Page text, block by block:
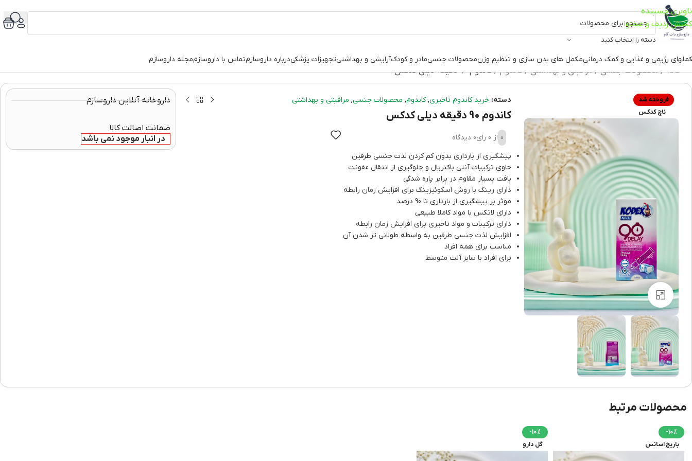
ناوبری چسبنده
کشش ردیف و محتوا
دسته را انتخاب کنید
رژیمی و غذایی و کمک درمانیمکمل های بدن سازی و تنظیم وزنمحصولات جنسیمادر و کودکآرایشی و بهداشتیتجهیزات پزشکیدرباره داروسازمتماس با داروسازممجله داروسازم
خانه محصولات جنسی مراقبتی و بهداشتی کاندوم کاندوم 90 دقیقه دیلی کدکس
فروخته شد
ناچ کدکس
برای بزرگنمایی کلیک کنید
دسته: خرید کاندوم تاخیری, کاندوم, محصولات جنسی, مراقبتی و بهداشتی
کاندوم 90 دقیقه دیلی کدکس
0 از 0 رای
0 دیدگاه
پیشگیری از بارداری بدون کم کردن لذت جنسی طرفین
حاوی ترکیبات آنتی باکتریال و جلوگیری از انتقال عفونت
بافت بسیار مقاوم در برابر پاره شدگی
دارای رینگ با روش اسکوئیزینگ برای افزایش زمان رابطه
موثر بر پیشگیری از بارداری تا 90 درصد
دارای لاتکس با مواد کاملا طبیعی
دارای ترکیبات و مواد تاخیری برای افزایش زمان رابطه
افزایش لذت جنسی طرفین به واسطه طولانی تر شدن آن
مناسب برای همه افراد
برای افراد با سایز آلت متوسط
داروخانه آنلاین داروسازم
ضمانت اصالت کالا
در انبار موجود نمی باشد
محصولات مرتبط
-10%
باریج اسانس
-10%
گل دارو